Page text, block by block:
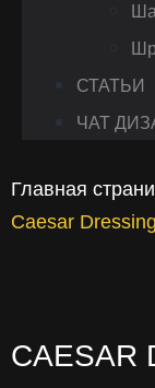
СТАТЬИ
ЧАТ
Главная
Caesar
CAESAR